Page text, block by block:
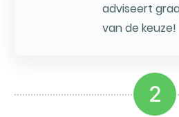
adviseert
van de keuze!
2